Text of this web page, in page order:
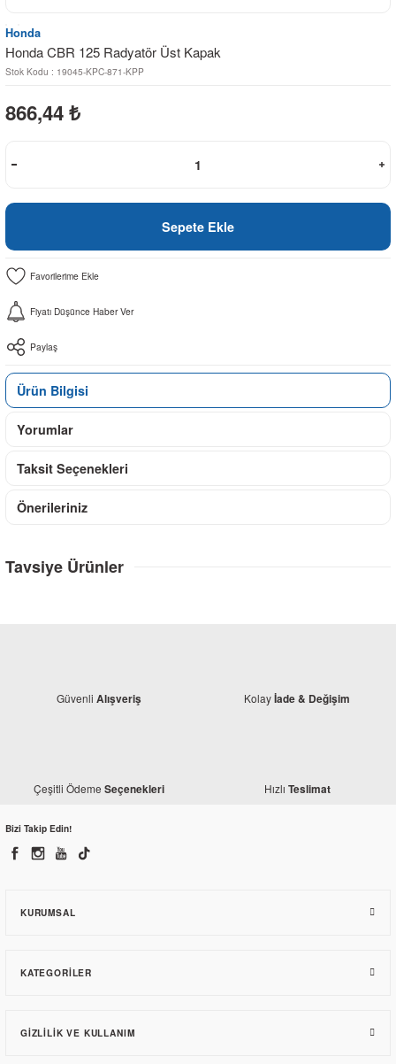
Honda
Honda CBR 125 Radyatör Üst Kapak
Stok Kodu : 19045-KPC-871-KPP
866,44 ₺
Sepete Ekle
Fiyatı Düşünce Haber Ver
Paylaş
Ürün Bilgisi
Yorumlar
Taksit Seçenekleri
Önerileriniz
Tavsiye Ürünler
Honda
Honda CBR 125 Sağ Arka Tutamak
1.741,16 TL
Honda CBR 125 Sol Arka Tutamak
Güvenli Alışveriş Kolayİade & Değişim
Çeşitli Ödeme Seçenekleri Hızlı Teslimat
Bizi Takip Edin!
KURUMSAL
KATEGORILER
GIZLILIK VE KULLANIM